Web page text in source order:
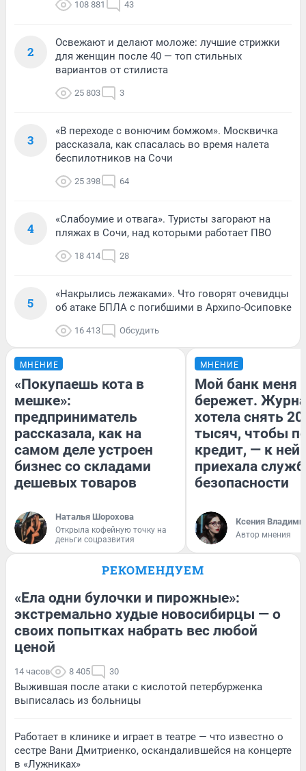
108 881 43
2
Освежают и делают моложе: лучшие стрижки
для женщин после 40 — топ стильных
вариантов от стилиста
25 803 3
3
«В переходе с вонючим бомжом». Москвичка
рассказала, как спасалась во время налета
беспилотников на Сочи
25 398 64
4
«Слабоумие и отвага». Туристы загорают на
пляжах в Сочи, над которыми работает ПВО
18 414 28
5
«Накрылись лежаками». Что говорят очевидцы
об атаке БПЛА с погибшими в Архипо-Осиповке
16 413 Обсудить
МНЕНИЕ
«Покупаешь кота в
мешке»:
предприниматель
рассказала, как на
самом деле устроен
бизнес со складами
дешевых товаров
Наталья Шорохова
Открыла кофейную точку на
деньги соцразвития
МНЕНИЕ
Мой банк меня
бережет.
хотела снять
тысяч, чтобы
кредит, — к
приехала
безопасности
Ксения
Автор мнения
РЕКОМЕНДУЕМ
«Ела одни булочки и пирожные»:
экстремально худые новосибирцы — о
своих попытках набрать вес любой
ценой
14 часов 8 405 30
Выжившая после атаки с кислотой петербурженка
выписалась из больницы
Работает в клинике и играет в театре — что известно о
сестре Вани Дмитриенко, оскандалившейся на концерте
в «Лужниках»